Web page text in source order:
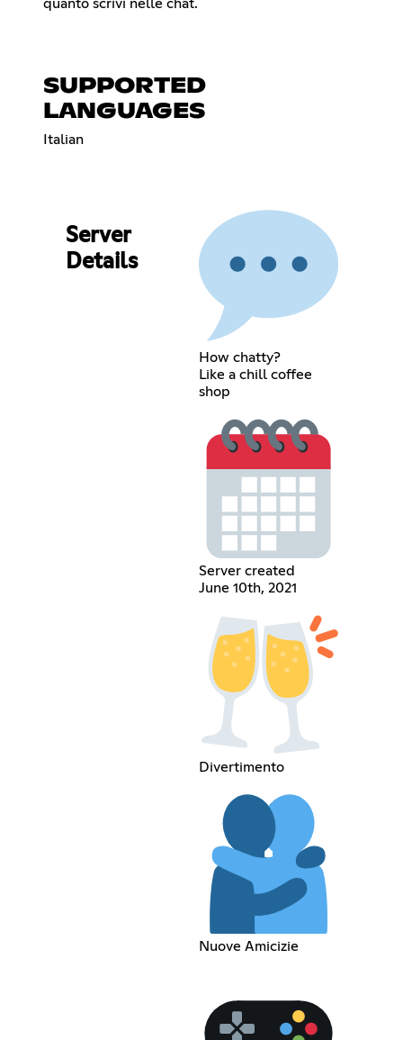
quanto scrivi nelle chat.
SUPPORTED
LANGUAGES
Italian
Server
Details
How chatty?
Like a chill coffee
shop
Server created
June 10th, 2021
Divertimento
Nuove Amicizie